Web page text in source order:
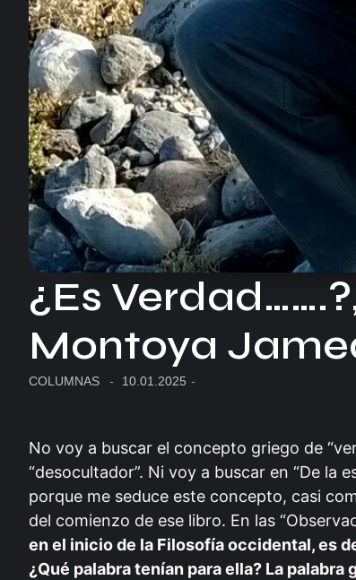
¿Es
Montoya
COLUMNAS - 10.01.2025 -
No voy a buscar el concepto griego de
“desocultador”. Ni voy a buscar en “De la
porque me seduce este concepto, casi
del comienzo de ese libro. En las
en el inicio de la Filosofía occidental, es
¿Qué palabra tenían para ella? La